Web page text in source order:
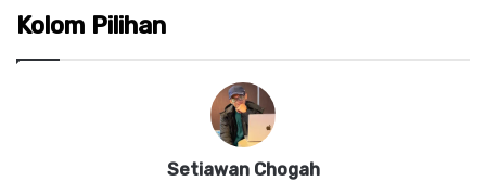
Kolom Pilihan
Setiawan Chogah